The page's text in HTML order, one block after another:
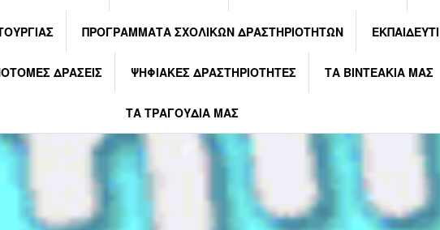
ΠΡΟΓΡΑΜΜΑΤΑ ΣΧΟΛΙΚΩΝ ΔΡΑΣΤΗΡΙΟΤΗΤΩΝ
ΔΡΑΣΕΙΣ ΨΗΦΙΑΚΕΣ ΔΡΑΣΤΗΡΙΟΤΗΤΕΣ ΤΑ ΒΙΝΤΕΑΚΙΑ ΜΑΣ
ΤΑ ΤΡΑΓΟΥΔΙΑ ΜΑΣ